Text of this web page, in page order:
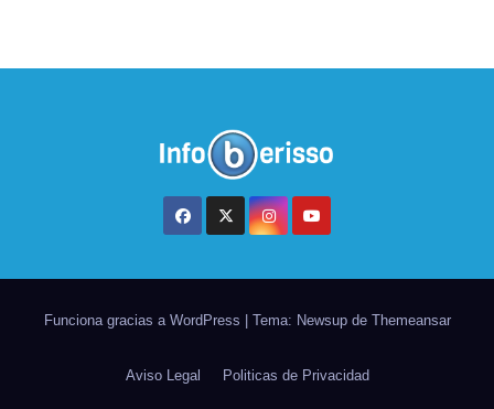
Funciona gracias a WordPress Tema: Newsup de Themeansar
Aviso Legal Politicas de Privacidad